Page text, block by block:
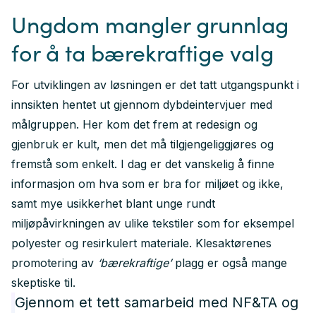
Ungdom mangler grunnlag
for å ta bærekraftige valg
For utviklingen av løsningen er det tatt utgangspunkt i
innsikten hentet ut gjennom dybdeintervjuer med
målgruppen. Her kom det frem at redesign og
gjenbruk er kult, men det må tilgjengeliggjøres og
fremstå som enkelt. I dag er det vanskelig å finne
informasjon om hva som er bra for miljøet og ikke,
samt mye usikkerhet blant unge rundt
miljøpåvirkningen av ulike tekstiler som for eksempel
polyester og resirkulert materiale. Klesaktørenes
promotering av ‘bærekraftige’plagg er også mange
skeptiske til.
Gjennom et tett samarbeid med NF&TA og